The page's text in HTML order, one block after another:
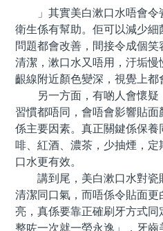
」其實美白漱口水唔會令
衛生係有幫助。佢可以減少
問題都會改善，間接令成個
清潔，漱口水又唔用，汙垢
齦線附近顏色變深，視覺上都
另一方面，有啲人會懷疑
習慣都唔同，會唔會影響貼
係主要因素。真正關鍵係保
啡、紅酒、濃茶，少抽煙，
口水更有效。
講到尾，美白漱口水對瓷
清潔同口氣，而唔係令貼面
亮，真係要靠正確刷牙方式
整咗一次就一勞永逸」，牙